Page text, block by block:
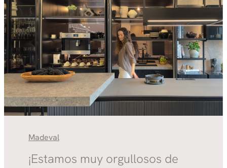
Madeval
¡Estamos muy orgullosos de